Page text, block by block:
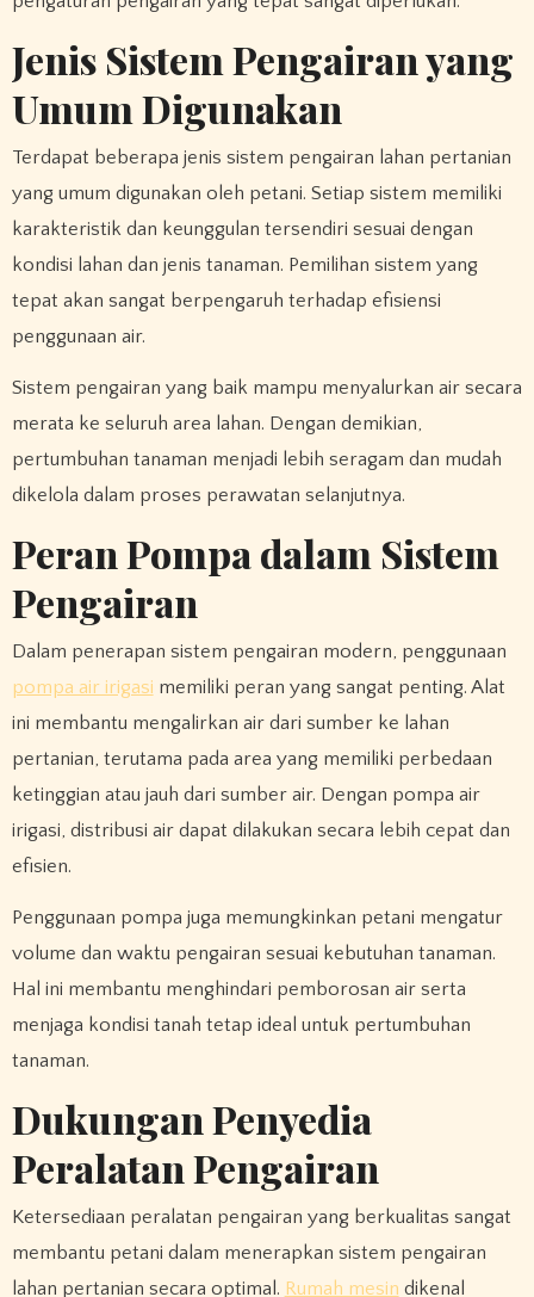
Jenis Sistem Pengairan yang
Umum Digunakan
Terdapat beberapa jenis sistem pengairan lahan pertanian
yang umum digunakan oleh petani. Setiap sistem memiliki
karakteristik dan keunggulan tersendiri sesuai dengan
kondisi lahan dan jenis tanaman. Pemilihan sistem yang
tepat akan sangat berpengaruh terhadap efisiensi
penggunaan air.
Sistem pengairan yang baik mampu menyalurkan air secara
merata ke seluruh area lahan. Dengan demikian,
pertumbuhan tanaman menjadi lebih seragam dan mudah
dikelola dalam proses perawatan selanjutnya.
Peran Pompa dalam Sistem
Pengairan
Dalam penerapan sistem pengairan modern, penggunaan
pompa air irigasi memiliki peran yang sangat penting. Alat
ini membantu mengalirkan air dari sumber ke lahan
pertanian, terutama pada area yang memiliki perbedaan
ketinggian atau jauh dari sumber air. Dengan pompa air
irigasi, distribusi air dapat dilakukan secara lebih cepat dan
efisien.
Penggunaan pompa juga memungkinkan petani mengatur
volume dan waktu pengairan sesuai kebutuhan tanaman.
Hal ini membantu menghindari pemborosan air serta
menjaga kondisi tanah tetap ideal untuk pertumbuhan
tanaman.
Dukungan Penyedia
Peralatan Pengairan
Ketersediaan peralatan pengairan yang berkualitas sangat
membantu petani dalam menerapkan sistem pengairan
lahan pertanian secara optimal. Rumah mesin dikenal